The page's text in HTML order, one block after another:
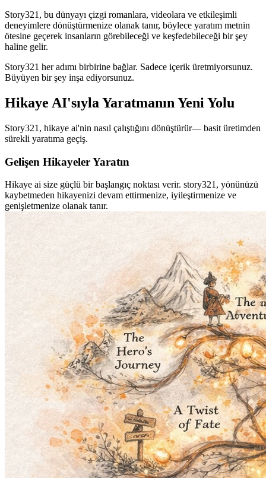
Story321, bu dünyayı çizgi romanlara, videolara ve etkileşimli
deneyimlere dönüştürmenize olanak tanır, böylece yaratım metnin
ötesine geçerek insanların görebileceği ve keşfedebileceği bir şey
haline gelir.
Story321 her adımı birbirine bağlar. Sadece içerik üretmiyorsunuz.
Büyüyen bir şey inşa ediyorsunuz.
Hikaye AI'sıyla Yaratmanın Yeni Yolu
Story321, hikaye ai'nin nasıl çalıştığını dönüştürür— basit üretimden
sürekli yaratıma geçiş.
Gelişen Hikayeler Yaratın
Hikaye ai size güçlü bir başlangıç noktası verir. story321, yönünüzü
kaybetmeden hikayenizi devam ettirmenize, iyileştirmenize ve
genişletmenize olanak tanır.